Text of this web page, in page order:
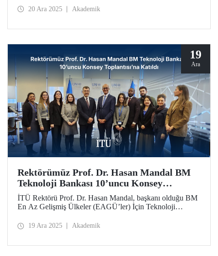
Havuzları Yoluyla Teknolojilerin Ölçeklendirilmesi”
20 Ara 2025 Akademik
19
Ara
Rektörümüz Prof. Dr. Hasan Mandal BM
Teknoloji Bankası 10’uncu Konsey
Toplantısı’na Katıldı
İTÜ Rektörü Prof. Dr. Hasan Mandal, başkanı olduğu BM
En Az Gelişmiş Ülkeler (EAGÜ’ler) İçin Teknoloji
düzenlenen görüşmelere katılarak stratejik öncelikler ve
19 Ara 2025 Akademik